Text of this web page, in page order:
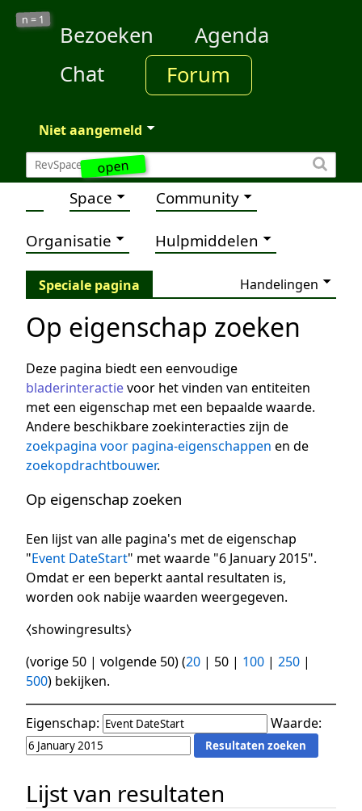
open
n = 1
Bezoeken
Agenda
Chat
Forum
Niet aangemeld
Space Community
Organisatie Hulpmiddelen
Speciale pagina Handelingen
Op eigenschap zoeken
Deze pagina biedt een eenvoudige
bladerinteractievoor het vinden van entiteiten
met een eigenschap met een bepaalde waarde.
Andere beschikbare zoekinteracties zijn de
zoekpagina voor pagina-eigenschappen en de
zoekopdrachtbouwer.
Op eigenschap zoeken
Een lijst van alle pagina's met de eigenschap
"Event DateStart" met waarde "6 January 2015".
Omdat er een beperkt aantal resultaten is,
worden ook nabije waarden weergegeven.
⧼showingresults⧽
(vorige 50 | volgende 50) (20 | 50 | 100 | 250 |
500) bekijken.
Eigenschap: Waarde:
Lijst van resultaten